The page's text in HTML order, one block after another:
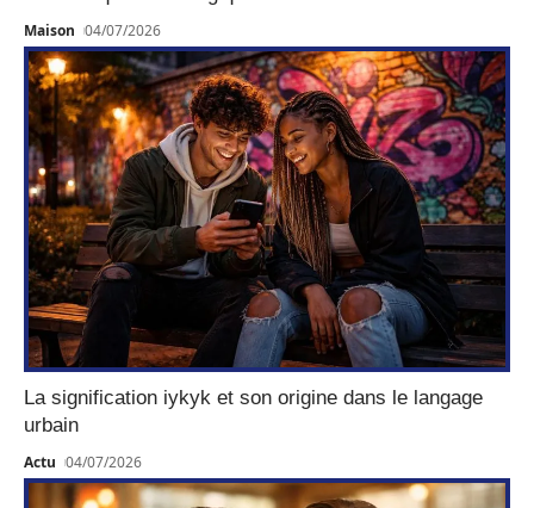
Maison 04/07/2026
La signification iykyk et son origine dans le langage
urbain
Actu 04/07/2026